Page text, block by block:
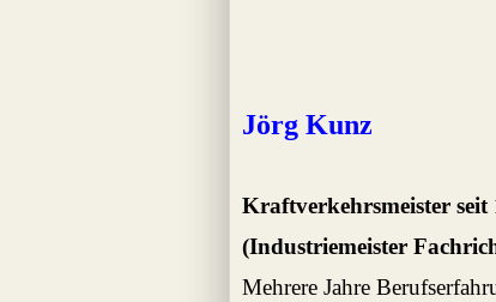
Jörg Kunz
Kraftverkehrsmeister seit
(Industriemeister
Mehrere Jahre